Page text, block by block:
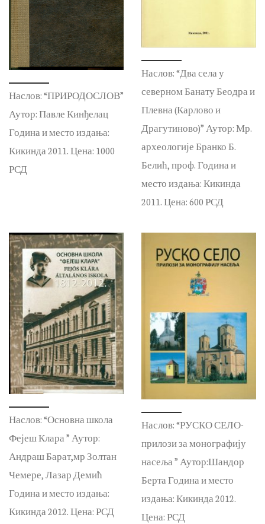
Наслов: “ПРИРОДОСЛОВ”
Аутор: Павле Кинђелац
Година и место издања:
Кикинда 2011. Цена: 1000
РСД
Наслов: “Два села у
северном Банату Беодра и
Плевна (Карлово и
Драгутиново)” Аутор: Мр.
археологије Бранко Б.
Белић, проф. Година и
место издања: Кикинда
2011. Цена: 600 РСД
Наслов: “Основна школа
Фејеш Клара ” Аутор:
Андраш Барат,мр Золтан
Чемере, Лазар Демић
Година и место издања:
Кикинда 2012. Цена: РСД
Наслов: “РУСКО СЕЛО-
прилози за монографију
насеља ” Аутор:Шандор
Берта Година и место
издања: Кикинда 2012.
Цена: РСД